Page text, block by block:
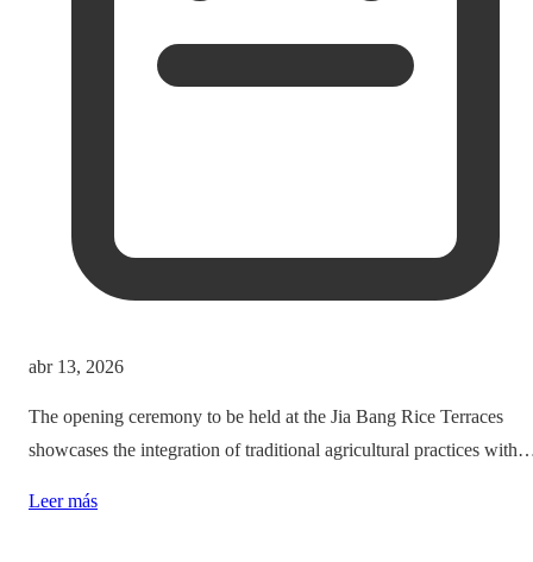
abr 13, 2026
The opening ceremony to be held at the Jia Bang Rice Terraces
showcases the integration of traditional agricultural practices with
authenticity and cultural preservation amidst commercialization.
Leer más